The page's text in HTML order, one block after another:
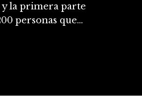
y la primera parte
personas que...